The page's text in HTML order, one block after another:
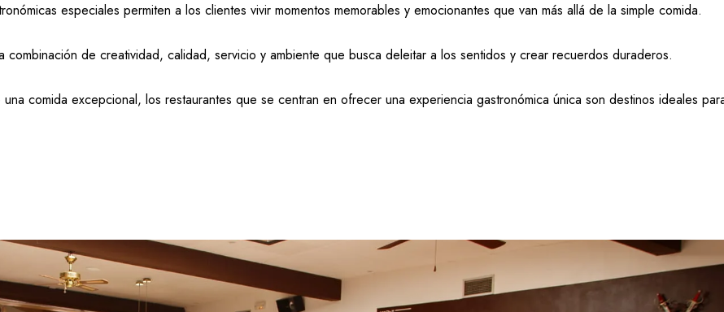
especiales permiten a los clientes vivir momentos memorables y emocionantes que van más allá de la simple comida.
combinación de creatividad, calidad, servicio y ambiente que busca deleitar a los sentidos y crear recuerdos duraderos.
comida excepcional, los restaurantes que se centran en ofrecer una experiencia gastronómica única son destinos ideales